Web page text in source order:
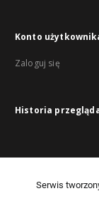
Konto
Zaloguj się
Historia
Serwis